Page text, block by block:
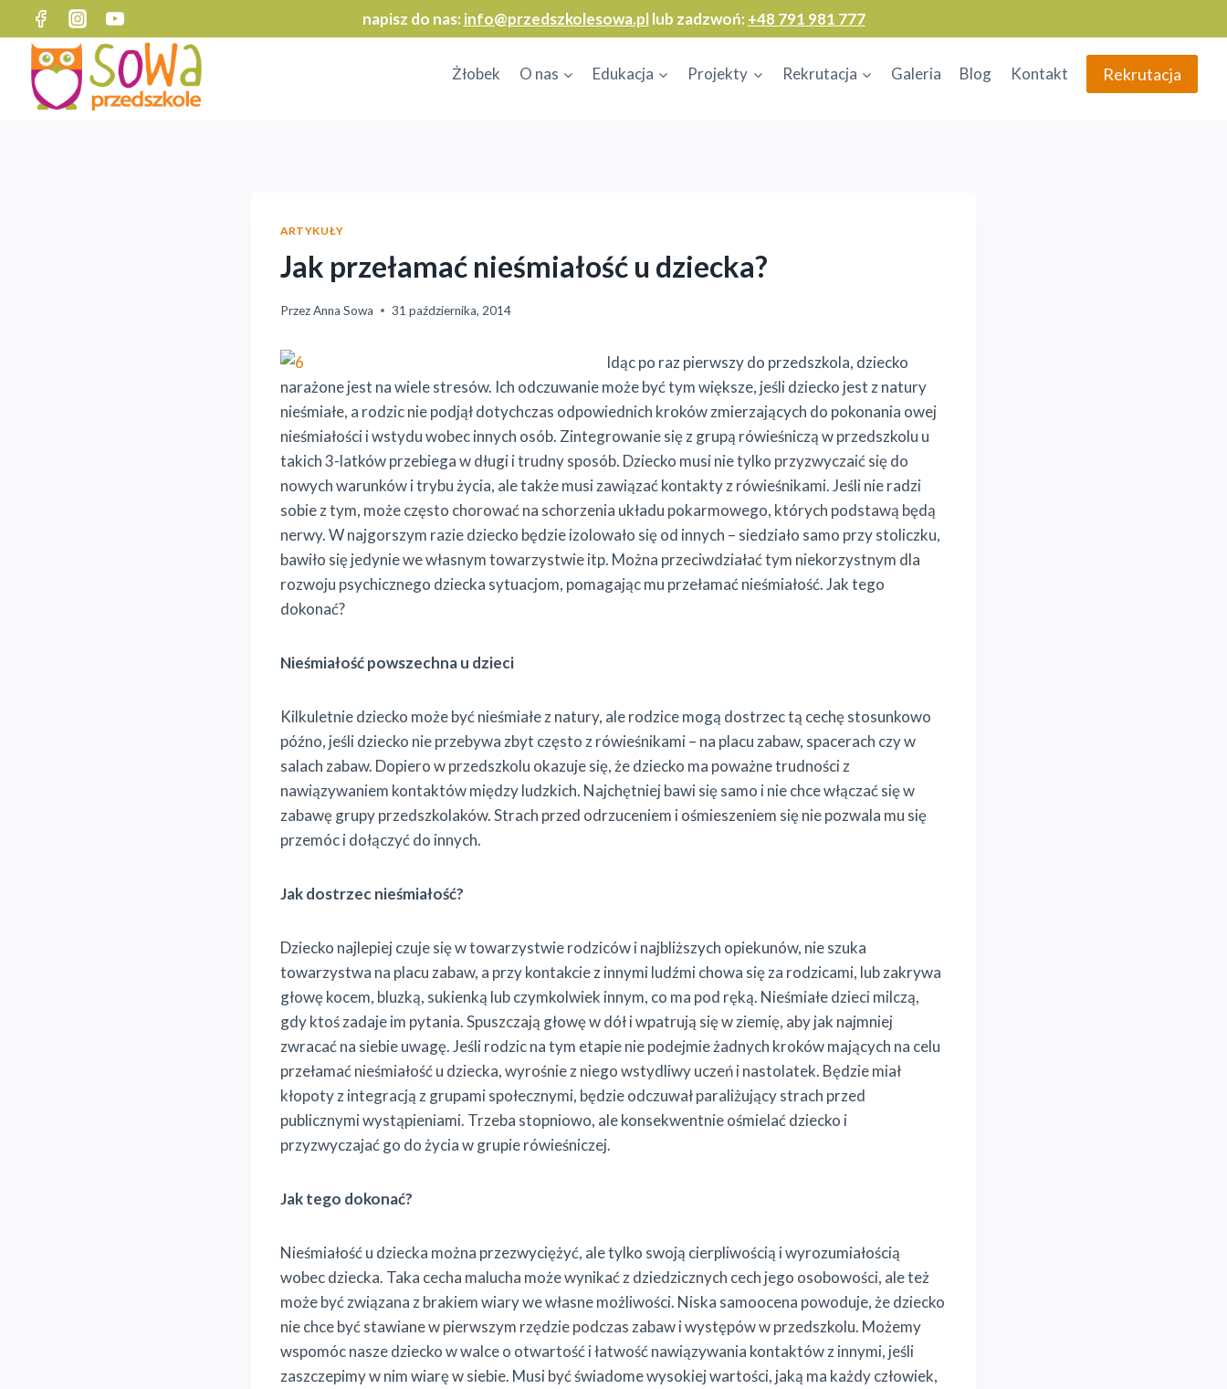
Przejdź
do
treści
napisz do nas: info@przedszkolesowa.pllub zadzwoń: +48 791 981 777
Żłobek O nas Edukacja Projekty Rekrutacja Galeria Blog Kontakt Rekrutacja
ARTYKUŁY
Jak przełamać nieśmiałość u dziecka?
PrzezAnna Sowa 31 października, 2014
Idąc po raz pierwszy do przedszkola, dziecko
narażone jest na wiele stresów. Ich odczuwanie może być tym większe, jeśli dziecko jest z natury
nieśmiałe, a rodzic nie podjął dotychczas odpowiednich kroków zmierzających do pokonania owej
nieśmiałości i wstydu wobec innych osób. Zintegrowanie się z grupą rówieśniczą w przedszkolu u
takich 3-latków przebiega w długi i trudny sposób. Dziecko musi nie tylko przyzwyczaić się do
nowych warunków i trybu życia, ale także musi zawiązać kontakty z rówieśnikami. Jeśli nie radzi
sobie z tym, może często chorować na schorzenia układu pokarmowego, których podstawą będą
nerwy. W najgorszym razie dziecko będzie izolowało się od innych – siedziało samo przy stoliczku,
bawiło się jedynie we własnym towarzystwie itp. Można przeciwdziałać tym niekorzystnym dla
rozwoju psychicznego dziecka sytuacjom, pomagając mu przełamać nieśmiałość. Jak tego
dokonać?
Nieśmiałość powszechna u dzieci
Kilkuletnie dziecko może być nieśmiałe z natury, ale rodzice mogą dostrzec tą cechę stosunkowo
późno, jeśli dziecko nie przebywa zbyt często z rówieśnikami – na placu zabaw, spacerach czy w
salach zabaw. Dopiero w przedszkolu okazuje się, że dziecko ma poważne trudności z
nawiązywaniem kontaktów między ludzkich. Najchętniej bawi się samo i nie chce włączać się w
zabawę grupy przedszkolaków. Strach przed odrzuceniem i ośmieszeniem się nie pozwala mu się
przemóc i dołączyć do innych.
Jak dostrzec nieśmiałość?
Dziecko najlepiej czuje się w towarzystwie rodziców i najbliższych opiekunów, nie szuka
towarzystwa na placu zabaw, a przy kontakcie z innymi ludźmi chowa się za rodzicami, lub zakrywa
głowę kocem, bluzką, sukienką lub czymkolwiek innym, co ma pod ręką. Nieśmiałe dzieci milczą,
gdy ktoś zadaje im pytania. Spuszczają głowę w dół i wpatrują się w ziemię, aby jak najmniej
zwracać na siebie uwagę. Jeśli rodzic na tym etapie nie podejmie żadnych kroków mających na celu
przełamać nieśmiałość u dziecka, wyrośnie z niego wstydliwy uczeń i nastolatek. Będzie miał
kłopoty z integracją z grupami społecznymi, będzie odczuwał paraliżujący strach przed
publicznymi wystąpieniami. Trzeba stopniowo, ale konsekwentnie ośmielać dziecko i
przyzwyczajać go do życia w grupie rówieśniczej.
Jak tego dokonać?
Nieśmiałość u dziecka można przezwyciężyć, ale tylko swoją cierpliwością i wyrozumiałością
wobec dziecka. Taka cecha malucha może wynikać z dziedzicznych cech jego osobowości, ale też
może być związana z brakiem wiary we własne możliwości. Niska samoocena powoduje, że dziecko
nie chce być stawiane w pierwszym rzędzie podczas zabaw i występów w przedszkolu. Możemy
wspomóc nasze dziecko w walce o otwartość i łatwość nawiązywania kontaktów z innymi, jeśli
zaszczepimy w nim wiarę w siebie. Musi być świadome wysokiej wartości, jaką ma każdy człowiek,